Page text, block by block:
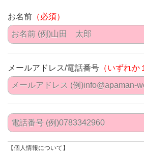
お名前 （必須）
メールアドレス/電話番号 （いずれか
【個人情報について】